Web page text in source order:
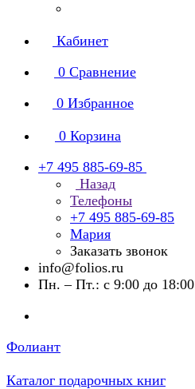
Кабинет
0 Сравнение
0 Избранное
0 Корзина
+7 495 885-69-85
Назад
Телефоны
+7 495 885-69-85
Мария
Заказать звонок
info@folios.ru
Пн. – Пт.: с 9:00 до 18:00
Фолиант
Каталог подарочных книг